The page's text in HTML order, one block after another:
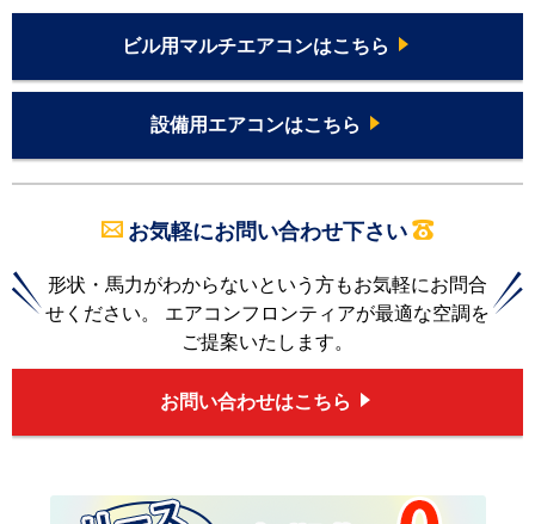
ビル用マルチエアコンはこちら
設備用エアコンはこちら
お気軽にお問い合わせ下さい
形状・馬力がわからないという方もお気軽にお問合
せください。 エアコンフロンティアが最適な空調を
ご提案いたします。
お問い合わせはこちら